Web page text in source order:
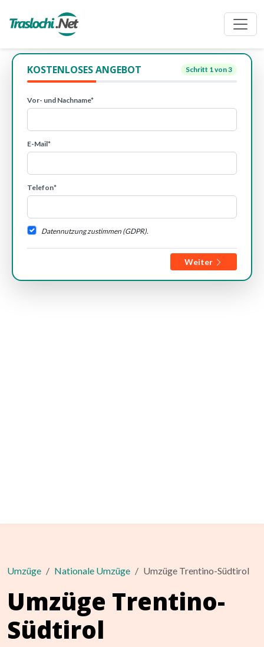
KOSTENLOSES ANGEBOT Schritt 1von 3
Vor- und Nachname*
E-Mail*
Telefon*
Datennutzung zustimmen (GDPR).
Weiter
Umzüge Nationale Umzüge Umzüge Trentino-Südtirol
Umzüge Trentino-
Südtirol